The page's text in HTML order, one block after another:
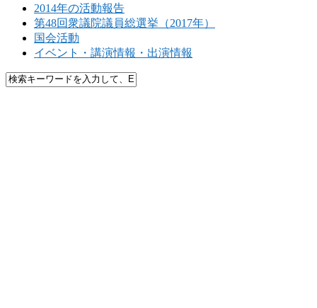
2014年の活動報告
第48回衆議院議員総選挙（2017年）
国会活動
イベント・講演情報・出演情報